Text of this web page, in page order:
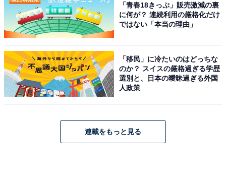
「青春18きっぷ」販売激減の裏
に何が？ 連続利用の厳格化だけ
ではない「本当の理由」
「移民」に冷たいのはどっちな
のか？ スイスの厳格過ぎる学歴
選別と、日本の曖昧過ぎる外国
人政策
連載をもっと見る